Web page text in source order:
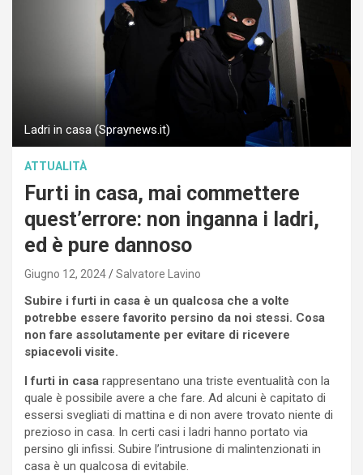
Ladri in casa (Spraynews.it)
ATTUALITÀ
Furti in casa, mai commettere
quest’errore: non inganna i ladri,
ed è pure dannoso
Giugno 12, 2024 Salvatore Lavino
Subire i furti in casa è un qualcosa che a volte
potrebbe essere favorito persino da noi stessi. Cosa
non fare assolutamente per evitare di ricevere
spiacevoli visite.
I furti in casa rappresentano una triste eventualità con la
quale è possibile avere a che fare. Ad alcuni è capitato di
essersi svegliati di mattina e di non avere trovato niente di
prezioso in casa. In certi casi i ladri hanno portato via
persino gli infissi. Subire l’intrusione di malintenzionati in
casa è un qualcosa di evitabile.